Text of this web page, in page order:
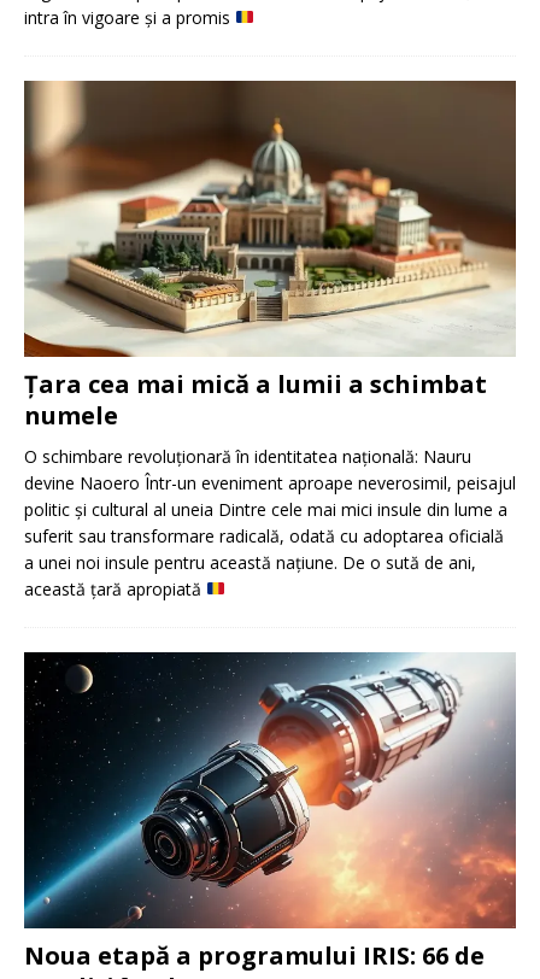
intra în vigoare și a promis
Țara cea mai mică a lumii a schimbat
numele
O schimbare revoluționară în identitatea națională: Nauru
devine Naoero Într-un eveniment aproape neverosimil, peisajul
politic și cultural al uneia Dintre cele mai mici insule din lume a
suferit sau transformare radicală, odată cu adoptarea oficială
a unei noi insule pentru această națiune. De o sută de ani,
această țară apropiată
Noua etapă a programului IRIS: 66 de